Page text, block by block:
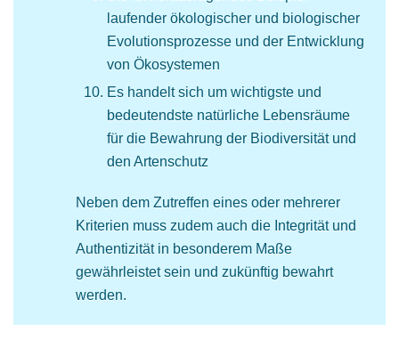
laufender ökologischer und biologischer
Evolutionsprozesse und der Entwicklung
von Ökosystemen
Es handelt sich um wichtigste und
bedeutendste natürliche Lebensräume
für die Bewahrung der Biodiversität und
den Artenschutz
Neben dem Zutreffen eines oder mehrerer
Kriterien muss zudem auch die Integrität und
Authentizität in besonderem Maße
gewährleistet sein und zukünftig bewahrt
werden.